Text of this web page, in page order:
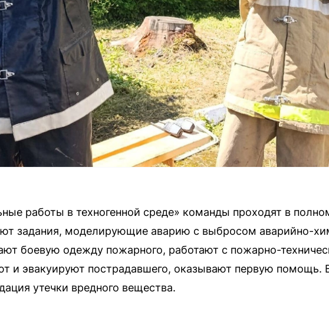
работы в техногенной среде» команды проходят в
задания, моделирующие аварию с выбросом аварийно-
боевую одежду пожарного, работают с пожарно-
и эвакуируют пострадавшего, оказывают первую помощь.
утечки вредного вещества.